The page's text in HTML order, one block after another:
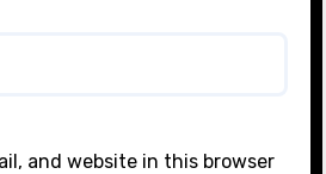
and website in this browser